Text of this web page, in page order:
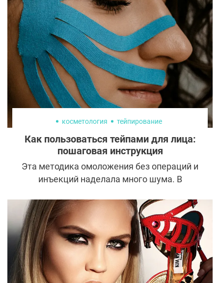
противопоказано.
косметология тейпирование
Как пользоваться тейпами для лица:
пошаговая инструкция
Эта методика омоложения без операций и
инъекций наделала много шума. В
чаще можно встретить девушек,
обклеенных цветными лентами, но есть ли
от этого эффект? Разбираемся, как
работает тейпирование и можно ли с его
помощью самостоятельно скинуть
несколько лет.